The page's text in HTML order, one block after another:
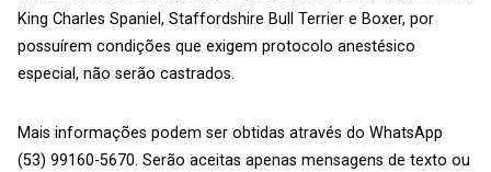
King Charles Spaniel, Staffordshire Bull Terrier e Boxer, por
possuírem condições que exigem protocolo anestésico
especial, não serão castrados.
Mais informações podem ser obtidas através do WhatsApp
(53) 99160-5670. Serão aceitas apenas mensagens de texto ou